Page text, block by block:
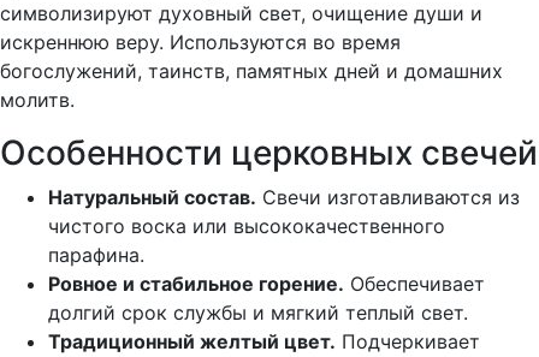
символизируют духовный свет, очищение души и
искреннюю веру. Используются во время
богослужений, таинств, памятных дней и домашних
молитв.
Особенности церковных свечей
Натуральный состав. Свечи изготавливаются из
чистого воска или высококачественного
парафина.
Ровное и стабильное горение. Обеспечивает
долгий срок службы и мягкий теплый свет.
Традиционный желтый цвет. Подчеркивает